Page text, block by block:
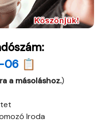
06 📋
a másoláshoz.)
Iroda